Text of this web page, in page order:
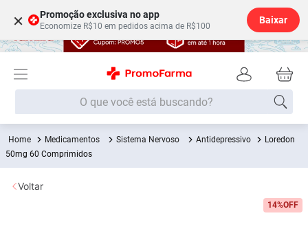
× Promoção exclusiva no app
Economize R$10 em pedidos acima de R$100
Baixar
O que você está buscando?
Medicamentos Sistema Nervoso Antidepressivo
Loredon
50mg 60 Comprimidos
14%OFF
Voltar
Termos mais buscados
1º Fralda
2